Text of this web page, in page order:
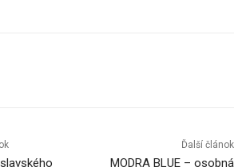
Ďalší článok
MODRA BLUE – osobná